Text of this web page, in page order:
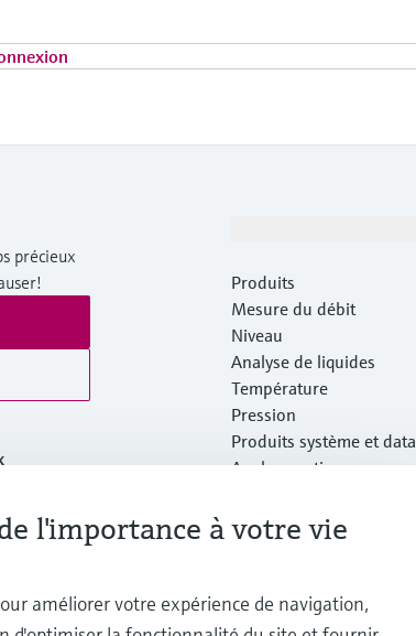
précieux
Produits
Mesure du débit
Niveau
Analyse de liquides
Température
Pression
Produits système et data
managers
Analyse optique
Logiciels
Produits vedettes
Services
l'importance à votre vie
améliorer votre expérience de navigation,